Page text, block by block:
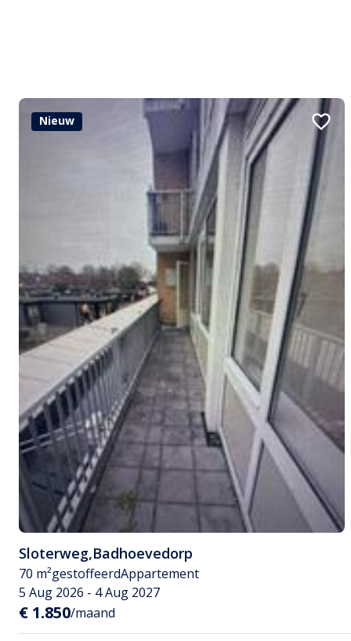
Nieuw
Sloterweg,Badhoevedorp
70 m²gestoffeerdAppartement
5 Aug 2026 - 4 Aug 2027
€ 1.850/maand